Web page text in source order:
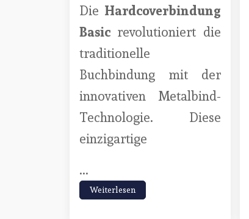
Die Hardcoverbindung
Basic revolutioniert die
traditionelle
Buchbindung mit der
innovativen Metalbind-
Technologie. Diese
einzigartige
...
Weiterlesen